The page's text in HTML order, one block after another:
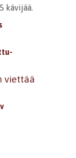
kävijää.
viettää